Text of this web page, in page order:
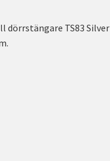
TS83 Silver